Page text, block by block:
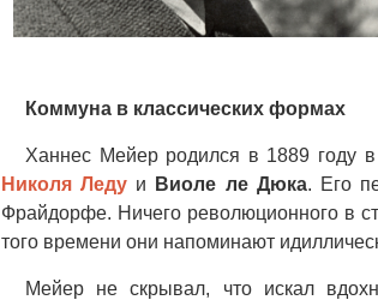
Коммуна в классических формах
Ханнес Мейер родился в 1889 году
Николя Леду и Виоле ле Дюка. Его
Фрайдорфе. Ничего революционного в
того времени они напоминают
Мейер не скрывал, что искал